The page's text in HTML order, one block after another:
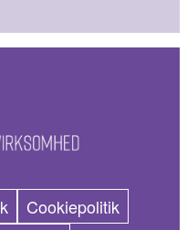
Cookiepolitik